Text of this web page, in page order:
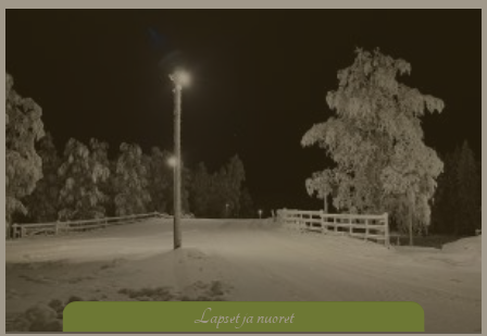
Lapset ja nuoret